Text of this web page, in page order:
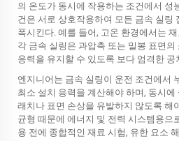
의 온도가 동시에 작용하는 조건에서 성
건은 서로 상호작용하여 모든 금속 실링
폭시킨다. 예를 들어, 고온 환경에서는
각 금속 실링은 과압축 또는 밀봉 표면
응력을 유지할 수 있도록 보다 엄격한
엔지니어는 금속 실링이 운전 조건에서
최소 설치 응력을 계산해야 하며, 동시
래치나 표면 손상을 유발하지 않도록 해
균형 때문에 에너지 및 전력 시스템용으
용 전에 종합적인 재료 시험, 유한 요소